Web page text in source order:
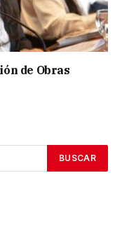
de Obras